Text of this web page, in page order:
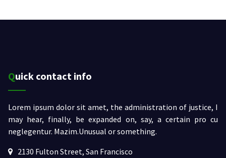
Quick contact info
Lorem ipsum dolor sit amet, the administration of justice, I
may hear, finally, be expanded on, say, a certain pro cu
neglegentur. Mazim.Unusual or something.
2130 Fulton Street, San Francisco